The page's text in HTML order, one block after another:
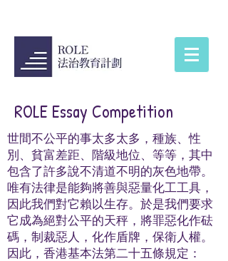
ROLE Essay Competition
世間不公平的事太多太多，種族、性
別、貧富差距、階級地位、等等，其中
包含了許多說不清道不明的灰色地帶。
唯有法律是能夠將善與惡量化⼯工具，
因此我們對它賴以生存。於是我們要求
它成為絕對公平的天秤，將罪惡化作砝
碼，制裁惡人，化作盾牌，保衛人權。
因此，香港基本法第二十五條規定：